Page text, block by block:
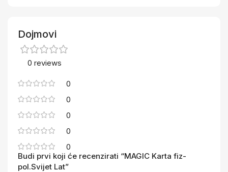
Dojmovi
0 reviews
0
0
0
0
0
Budi prvi koji će recenzirati “MAGIC Karta fiz-
pol.Svijet Lat”